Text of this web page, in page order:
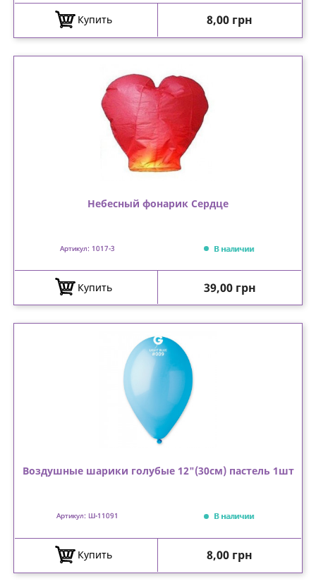
Купить Цена
8,00 грн
Небесный фонарик Сердце
Артикул: 1017-3 В наличии
Купить Цена
39,00 грн
Воздушные шарики голубые 12"(30см) пастель 1шт
Артикул: Ш-11091 В наличии
Купить Цена
8,00 грн